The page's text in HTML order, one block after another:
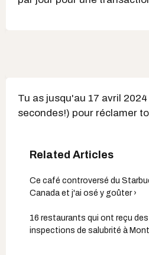
Tu as jusqu'au 17 avril
secondes!) pour réclamer
Ce café controversé du
Canada et j'ai osé y goûter ›
16 restaurants qui ont reçu
inspections de salubrité à